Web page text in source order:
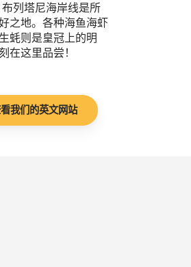
列塔尼海岸线是所
之地。各种海鱼海虾
蚝则是皇冠上的明
在这里品尝！
我们的英文网站